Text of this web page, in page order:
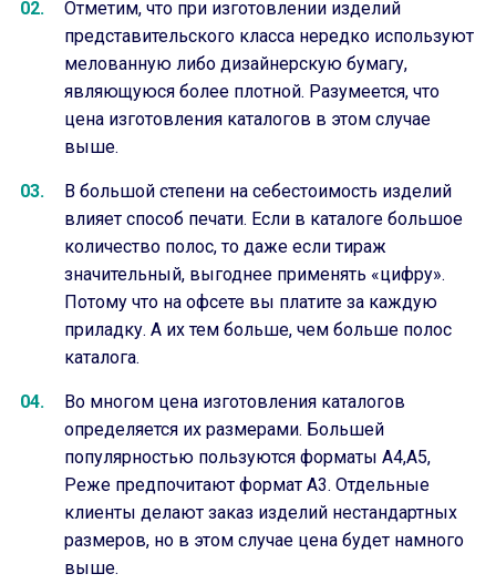
Отметим, что при изготовлении изделий
представительского класса нередко используют
мелованную либо дизайнерскую бумагу,
являющуюся более плотной. Разумеется, что
цена изготовления каталогов в этом случае
выше.
В большой степени на себестоимость изделий
влияет способ печати. Если в каталоге большое
количество полос, то даже если тираж
значительный, выгоднее применять «цифру».
Потому что на офсете вы платите за каждую
приладку. А их тем больше, чем больше полос
каталога.
Во многом цена изготовления каталогов
определяется их размерами. Большей
популярностью пользуются форматы А4,А5,
Реже предпочитают формат А3. Отдельные
клиенты делают заказ изделий нестандартных
размеров, но в этом случае цена будет намного
выше.